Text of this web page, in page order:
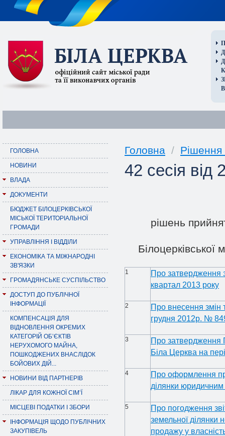
ГОЛОВНА
НОВИНИ
ВЛАДА
ДОКУМЕНТИ
БЮДЖЕТ БІЛОЦЕРКІВСЬКОЇ
МІСЬКОЇ ТЕРИТОРІАЛЬНОЇ
ГРОМАДИ
УПРАВЛІННЯ І ВІДДІЛИ
ЕКОНОМІКА ТА МІЖНАРОДНІ
ЗВ'ЯЗКИ
ГРОМАДЯНСЬКЕ СУСПІЛЬСТВО
ДОСТУП ДО ПУБЛІЧНОЇ
ІНФОРМАЦІЇ
КОМПЕНСАЦІЯ ДЛЯ
ВІДНОВЛЕННЯ ОКРЕМИХ
КАТЕГОРІЙ ОБ’ЄКТІВ
НЕРУХОМОГО МАЙНА,
ПОШКОДЖЕНИХ ВНАСЛІДОК
БОЙОВИХ ДІЙ...
НОВИНИ ВІД ПАРТНЕРІВ
ЛІКАР ДЛЯ КОЖНОЇ СІМ’Ї
МІСЦЕВІ ПОДАТКИ І ЗБОРИ
ІНФОРМАЦІЯ ЩОДО ПУБЛІЧНИХ
ЗАКУПІВЕЛЬ
Головна / Рішення
42 сесія від
piшень
Білоцерківської
1
Про затвердження
квартал 2013 року
2
Про внесення змін
грудня 2012р. №
3
Про затвердження
Біла Церква на
4
Про оформлення
ділянки
5
Про погодження
земельної ділянки
продажу у